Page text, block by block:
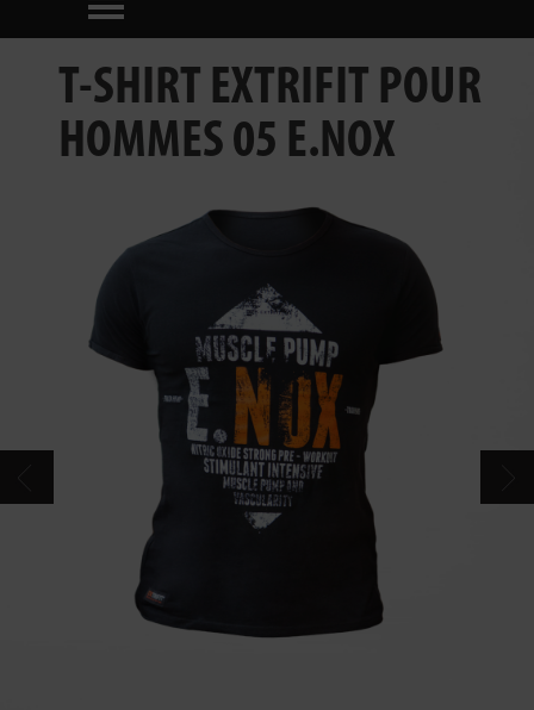
TECHNOLOGIE
EXTRIFIT® TEAM
CATALOGUE
T-SHIRT EXTRIFIT POUR
HOMMES 05 E.NOX